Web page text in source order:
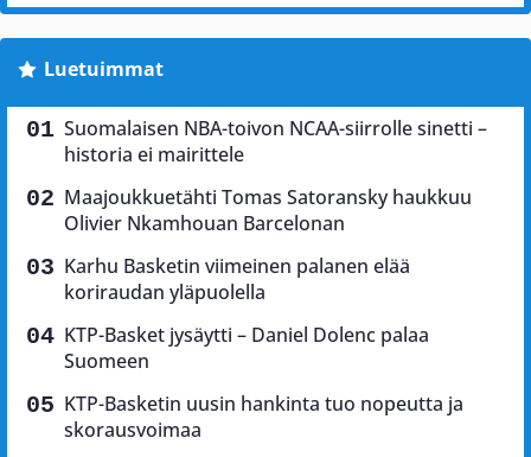
Luetuimmat
Suomalaisen NBA-toivon NCAA-siirrolle sinetti –
historia ei mairittele
Maajoukkuetähti Tomas Satoransky haukkuu
Olivier Nkamhouan Barcelonan
Karhu Basketin viimeinen palanen elää
koriraudan yläpuolella
KTP-Basket jysäytti – Daniel Dolenc palaa
Suomeen
KTP-Basketin uusin hankinta tuo nopeutta ja
skorausvoimaa